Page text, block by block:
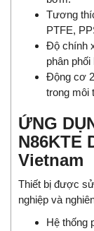
Tương
PTFE,
Độ chính
phân
Động cơ
trong môi
ỨNG
N86KTE
Vietnam
Thiết bị được
nghiệp và
Hệ thống